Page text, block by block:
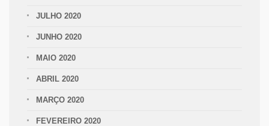
JULHO 2020
JUNHO 2020
MAIO 2020
ABRIL 2020
MARÇO 2020
FEVEREIRO 2020